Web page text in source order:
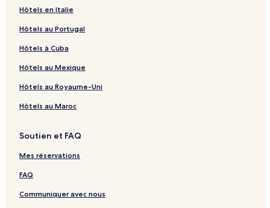
Hôtels en Italie
Hôtels au Portugal
Hôtels à Cuba
Hôtels au Mexique
Hôtels au Royaume-Uni
Hôtels au Maroc
Soutien et FAQ
Mes réservations
FAQ
Communiquer avec nous